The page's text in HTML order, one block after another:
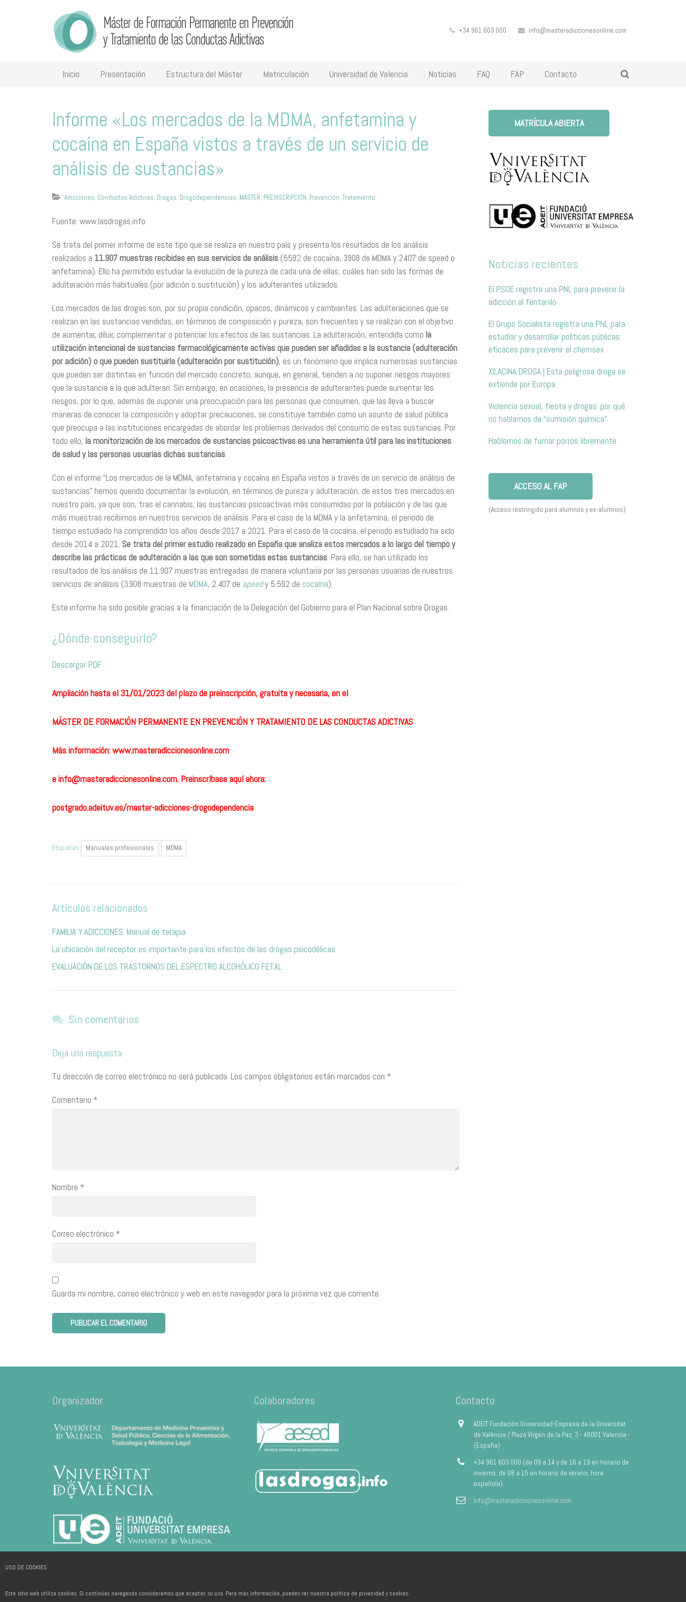
USO DE COOKIES
Este sitio web utiliza cookies. Si continúas navegando consideramos que aceptas su uso. Para más información, puedes ver nuestra política de privacidad y cookies.
+34 961 603 000 info@masteradiccionesonline.com
Inicio Presentación Estructura del Máster Matriculación Universidad de Valencia Noticias FAQ FAP Contacto
Informe «Los mercados de la MDMA, anfetamina y
cocaína en España vistos a través de un servicio de
análisis de sustancias»
Adicciones, Conductas Adictivas, Drogas, Drogodependencias, MÁSTER, PREINSCRIPCIÓN, Prevención, Tratamiento
Fuente: www.lasdrogas.info
Se trata del primer informe de este tipo que se realiza en nuestro país y presenta los resultados de los análisis
realizados a 11.907 muestras recibidas en sus servicios de análisis (5592 de cocaína, 3908 de MDMA y 2407 de speed o
anfetamina). Ello ha permitido estudiar la evolución de la pureza de cada una de ellas, cuáles han sido las formas de
adulteración más habituales (por adición o sustitución) y los adulterantes utilizados.
Los mercados de las drogas son, por su propia condición, opacos, dinámicos y cambiantes. Las adulteraciones que se
realizan en las sustancias vendidas, en términos de composición y pureza, son frecuentes y se realizan con el objetivo
de aumentar, diluir, complementar o potenciar los efectos de las sustancias. La adulteración, entendida como la
utilización intencional de sustancias farmacológicamente activas que pueden ser añadidas a la sustancia (adulteración
por adición) o que pueden sustituirla (adulteración por sustitución), es un fenómeno que implica numerosas sustancias
que pueden ser distintas en función del mercado concreto, aunque, en general, tienden a no suponer riesgos mayores
que la sustancia a la que adulteran. Sin embargo, en ocasiones, la presencia de adulterantes puede aumentar los
riesgos, por lo que, además de suponer una preocupación para las personas que consumen, que las lleva a buscar
maneras de conocer la composición y adoptar precauciones, se constituye también como un asunto de salud pública
que preocupa a las instituciones encargadas de abordar los problemas derivados del consumo de estas sustancias. Por
todo ello, la monitorización de los mercados de sustancias psicoactivas es una herramienta útil para las instituciones
de salud y las personas usuarias dichas sustancias.
Con el informe “Los mercados de la MDMA, anfetamina y cocaína en España vistos a través de un servicio de análisis de
sustancias” hemos querido documentar la evolución, en términos de pureza y adulteración, de estos tres mercados en
nuestro país, ya que son, tras el cannabis, las sustancias psicoactivas más consumidas por la población y de las que
más muestras recibimos en nuestros servicios de análisis. Para el caso de la MDMA y la anfetamina, el periodo de
tiempo estudiado ha comprendido los años desde 2017 a 2021. Para el caso de la cocaína, el periodo estudiado ha sido
desde 2014 a 2021. Se trata del primer estudio realizado en España que analiza estos mercados a lo largo del tiempo y
describe las prácticas de adulteración a las que son sometidas estas sustancias. Para ello, se han utilizado los
resultados de los análisis de 11.907 muestras entregadas de manera voluntaria por las personas usuarias de nuestros
servicios de análisis (3.908 muestras de MDMA, 2.407 de speedy 5.592 de cocaína).
Este informe ha sido posible gracias a la financiación de la Delegación del Gobierno para el Plan Nacional sobre Drogas.
¿Dónde conseguirlo?
Descargar PDF
Ampliación hasta el 31/01/2023 del plazo de preinscripción, gratuita y necesaria, en el
MÁSTER DE FORMACIÓN PERMANENTE EN PREVENCIÓN Y TRATAMIENTO DE LAS CONDUCTAS ADICTIVAS
Más información:www.masteradiccionesonline.com
einfo@masteradiccionesonline.com. Preinscríbase aquí ahora:
postgrado.adeituv.es/master-adicciones-drogodependencia
Etiquetas: Manuales profesionales MDMA
Artículos relacionados
FAMILIA Y ADICCIONES. Manual de terapia.
La ubicación del receptor es importante para los efectos de las drogas psicodélicas
EVALUACIÓN DE LOS TRASTORNOS DEL ESPECTRO ALCOHÓLICO FETAL
Sin comentarios
Deja una respuesta
Tu dirección de correo electrónico no será publicada. Los campos obligatorios están marcados con *
Comentario *
Nombre *
Correo electrónico *
Guarda mi nombre, correo electrónico y web en este navegador para la próxima vez que comente.
MATRÍCULA ABIERTA
Noticias recientes
El PSOE registra una PNL para prevenir la
adicción al fentanilo
El Grupo Socialista registra una PNL para
estudiar y desarrollar políticas públicas
eficaces para prevenir el chemsex
XILACINA DROGA | Esta peligrosa droga se
extiende por Europa
Violencia sexual, fiesta y drogas: por qué
no hablamos de “sumisión química”
Hablemos de fumar porros libremente
ACCESO AL FAP
(Acceso restringido para alumnos y ex-alumnos)
Organizador Colaboradores Contacto
ADEIT Fundación Universidad-Empresa de la Universitat
de València / Plaza Virgen de la Paz, 3 - 46001 Valencia -
(España)
+34 961 603 000 (de 09 a 14 y de 16 a 19 en horario de
invierno; de 08 a 15 en horario de verano, hora
española)
info@masteradiccionesonline.com
2026 © ADEIT, Fundación Universidad-Empresa de la Universitat de València - Developed byIxotype Inicio